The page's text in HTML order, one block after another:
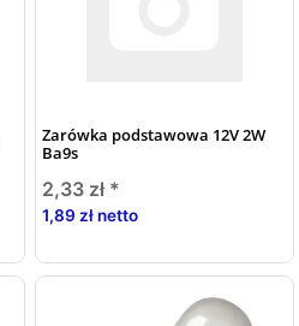
Zarówka podstawowa 12V 2W
Ba9s
2,33 zł *
1,89 zł netto